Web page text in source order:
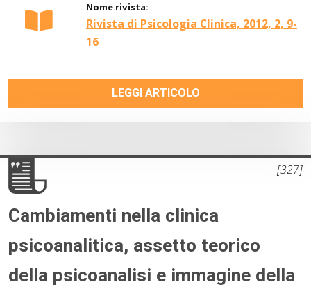
Nome rivista:
Rivista di Psicologia Clinica, 2012, 2, 9-
16
LEGGI ARTICOLO
Cambiamenti nella clinica
psicoanalitica, assetto teorico
della psicoanalisi e immagine della
[327]